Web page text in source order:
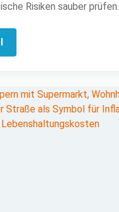
Risiken sauber prüfen.